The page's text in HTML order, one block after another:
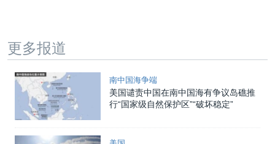
更多报道
南中国海争端
美国谴责中国在南中国海有争议岛礁推
行“国家级自然保护区”“破坏稳定”